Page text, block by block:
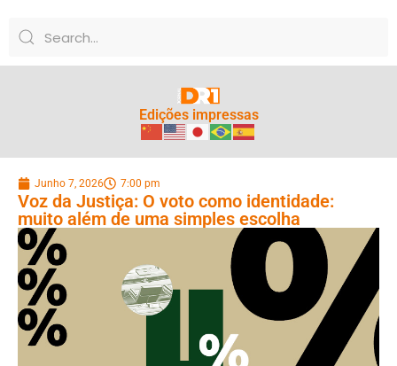
Edições impressas
Junho 7, 2026 7:00 pm
Voz da Justiça: O voto como identidade:
muito além de uma simples escolha